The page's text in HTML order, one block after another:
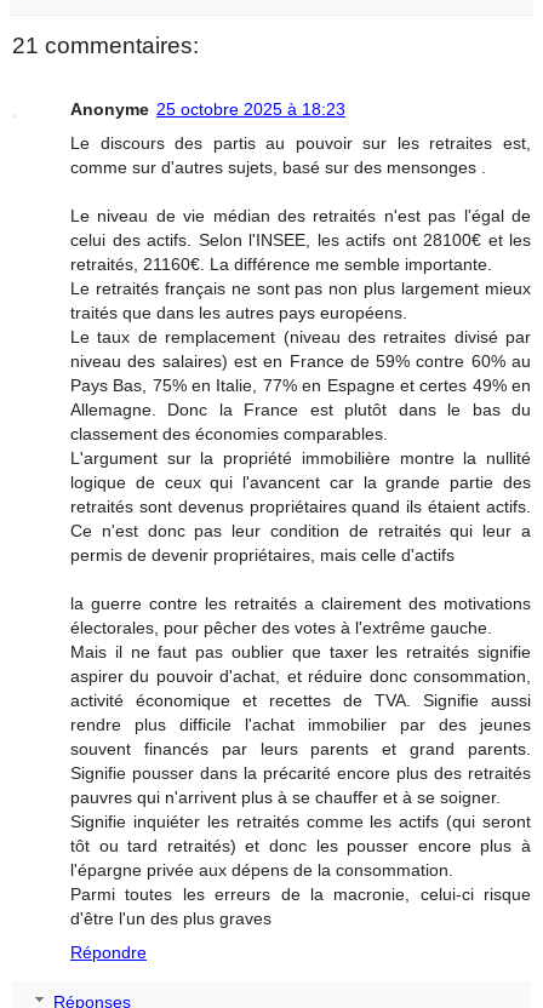
21 commentaires:
Anonyme 25 octobre 2025 à 18:23
Le discours des partis au pouvoir sur les retraites est,
comme sur d'autres sujets, basé sur des mensonges .
Le niveau de vie médian des retraités n'est pas l'égal de
celui des actifs. Selon l'INSEE, les actifs ont 28100€ et les
retraités, 21160€. La différence me semble importante.
Le retraités français ne sont pas non plus largement mieux
traités que dans les autres pays européens.
Le taux de remplacement (niveau des retraites divisé par
niveau des salaires) est en France de 59% contre 60% au
Pays Bas, 75% en Italie, 77% en Espagne et certes 49% en
Allemagne. Donc la France est plutôt dans le bas du
classement des économies comparables.
L'argument sur la propriété immobilière montre la nullité
logique de ceux qui l'avancent car la grande partie des
retraités sont devenus propriétaires quand ils étaient actifs.
Ce n'est donc pas leur condition de retraités qui leur a
permis de devenir propriétaires, mais celle d'actifs
la guerre contre les retraités a clairement des motivations
électorales, pour pêcher des votes à l'extrême gauche.
Mais il ne faut pas oublier que taxer les retraités signifie
aspirer du pouvoir d'achat, et réduire donc consommation,
activité économique et recettes de TVA. Signifie aussi
rendre plus difficile l'achat immobilier par des jeunes
souvent financés par leurs parents et grand parents.
Signifie pousser dans la précarité encore plus des retraités
pauvres qui n'arrivent plus à se chauffer et à se soigner.
Signifie inquiéter les retraités comme les actifs (qui seront
tôt ou tard retraités) et donc les pousser encore plus à
l'épargne privée aux dépens de la consommation.
Parmi toutes les erreurs de la macronie, celui-ci risque
d'être l'un des plus graves
Répondre
Réponses